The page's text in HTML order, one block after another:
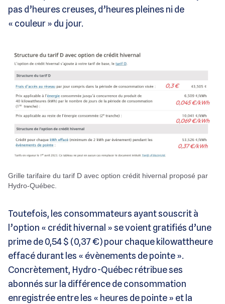
pas d’heures creuses, d’heures pleines ni de
« couleur » du jour.
Grille tarifaire du tarif D avec option crédit hivernal proposé par
Hydro-Québec.
Toutefois, les consommateurs ayant souscrit à
l’option « crédit hivernal » se voient gratifiés d’une
prime de 0,54 $ (0,37 €) pour chaque kilowattheure
effacé durant les « évènements de pointe ».
Concrètement, Hydro-Québec rétribue ses
abonnés sur la différence de consommation
enregistrée entre les « heures de pointe » et la